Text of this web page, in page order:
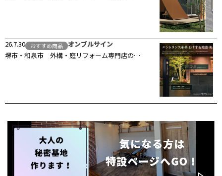
26.7.30 おすすめ商品
オンブルサイン
堺市・和泉市 外構・庭リフォーム専門店の…